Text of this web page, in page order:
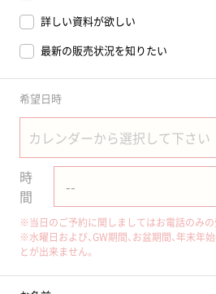
詳しい資料が欲しい
最新の販売状況を知りたい
希望日時
時
間
※当日のご予約に関しましてはお電話のみの
※水曜日および、GW期間、お盆期間、年末年
とが出来ません。